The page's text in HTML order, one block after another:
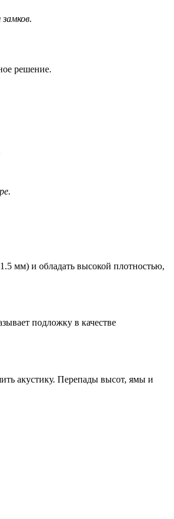
решение.
мм) и обладать высокой плотностью,
подложку в качестве
акустику. Перепады высот, ямы и